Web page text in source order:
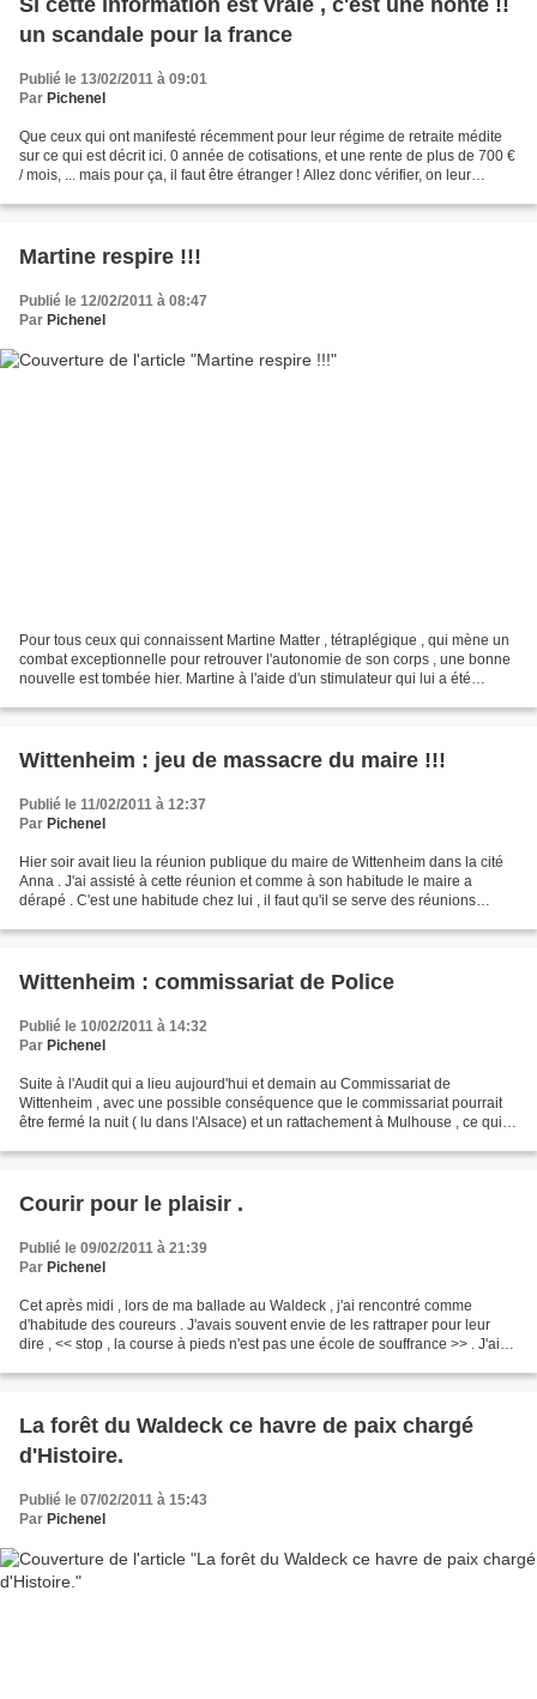
un scandale pour la france
Publié le 13/02/2011 à 09:01
Par Pichenel
Que ceux qui ont manifesté récemment pour leur régime de retraite médite
sur ce qui est décrit ici. 0 année de cotisations, et une rente de plus de 700 €
/ mois, ... mais pour ça, il faut être étranger ! Allez donc vérifier, on leur
Martine respire !!!
Publié le 12/02/2011 à 08:47
Par Pichenel
Pour tous ceux qui connaissent Martine Matter , tétraplégique , qui mène un
combat exceptionnelle pour retrouver l'autonomie de son corps , une bonne
nouvelle est tombée hier. Martine à l'aide d'un stimulateur qui lui a été
Wittenheim : jeu de massacre du maire !!!
Publié le 11/02/2011 à 12:37
Par Pichenel
Hier soir avait lieu la réunion publique du maire de Wittenheim dans la cité
Anna . J'ai assisté à cette réunion et comme à son habitude le maire a
dérapé . C'est une habitude chez lui , il faut qu'il se serve des réunions
Wittenheim : commissariat de Police
Publié le 10/02/2011 à 14:32
Par Pichenel
Suite à l'Audit qui a lieu aujourd'hui et demain au Commissariat de
Wittenheim , avec une possible conséquence que le commissariat pourrait
être fermé la nuit ( lu dans l'Alsace) et un rattachement à Mulhouse , ce qui
Courir pour le plaisir .
Publié le 09/02/2011 à 21:39
Par Pichenel
Cet après midi , lors de ma ballade au Waldeck , j'ai rencontré comme
d'habitude des coureurs . J'avais souvent envie de les rattraper pour leur
dire , << stop , la course à pieds n'est pas une école de souffrance >> . J'ai
La forêt du Waldeck ce havre de paix chargé
d'Histoire.
Publié le 07/02/2011 à 15:43
Par Pichenel